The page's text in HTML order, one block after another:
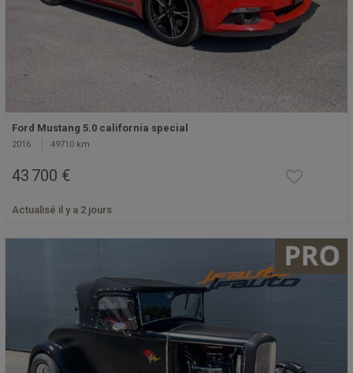
Ford Mustang 5.0 california special
2016 49710 km
43 700 €
Actualisé il y a 2 jours